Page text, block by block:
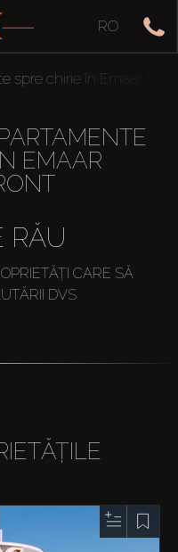
RO
spre chirie în Emaar
EMAAR
RĂU
CARE SĂ
DVS